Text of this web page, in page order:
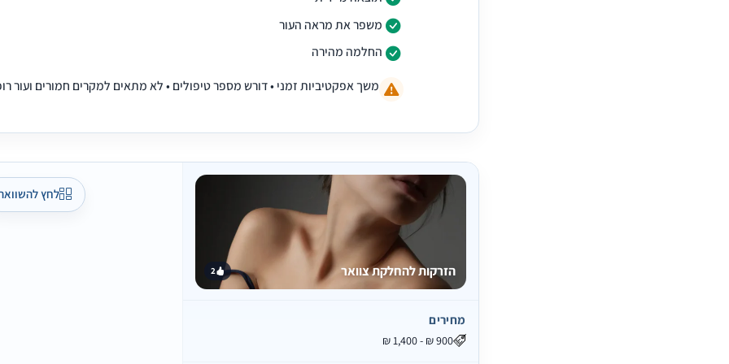
משפר את מראה העור
החלמה מהירה
משך אפקטיביות זמני • דורש מספר טיפולים • לא מתאים למקרים חמורים ועור
לחץ
הזרקות להחלקת צוואר 2
מחירים
‏900 ₪ - ‏1,400 ₪